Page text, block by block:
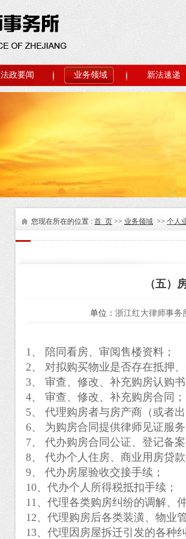
法政要闻 业务领域 新法速递
您现在所在的位置 : 首 页 >> 业务领域 >> 个人
（五）
单位： 浙江红大律师事务
1、
陪同看房、审阅售楼资料；
2、
对拟购买物业是否存在抵押
3、
审查、修改、补充购房认购书
4、
审查、修改、补充购房合同；
5、
代理购房者与房产商（或者
6、
为购房合同提供律师见证服务
7、
代办购房合同公证、登记备案
8、
代办个人住房、商业用房贷款
9、
代办房屋验收交接手续；
10、代办个人所得税抵扣手续；
11、代理各类购房纠纷的调解、
12、代理购房后各类装潢、物业
13、代理因房屋拆迁引发的各种